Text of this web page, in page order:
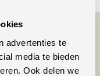
advertenties te
media te bieden
Ook delen we